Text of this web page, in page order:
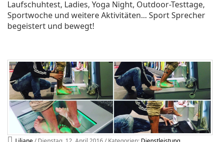
Laufschuhtest, Ladies, Yoga Night, Outdoor-Testtage,
Sportwoche und weitere Aktivitäten... Sport Sprecher
begeistert und bewegt!